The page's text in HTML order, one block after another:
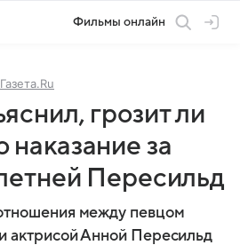
Фильмы онлайн
Газета.Ru
грозит ли
за
Пересильд
между певцом
актрисой Анной Пересильд